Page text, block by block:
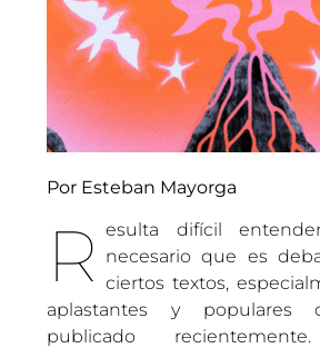
Por Esteban Mayorga
R esulta difícil
necesario que es
ciertos textos,
aplastantes y
publicado